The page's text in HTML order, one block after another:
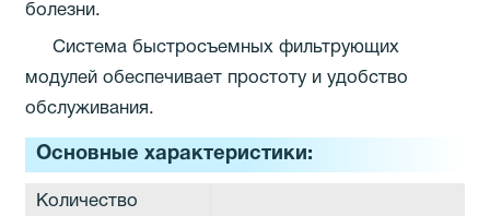
болезни.
Система быстросъемных фильтрующих
модулей обеспечивает простоту и удобство
обслуживания.
Основные характеристики:
Количество